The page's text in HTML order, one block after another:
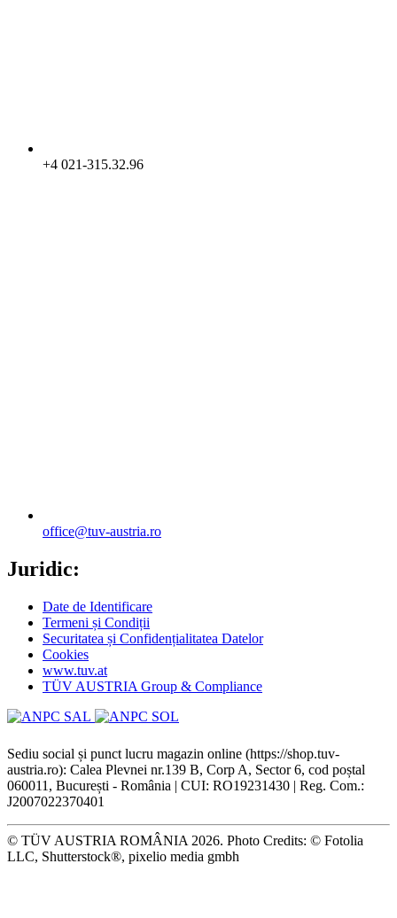
+4 021-315.32.96
office@tuv-austria.ro
Juridic:
Date de Identificare
Termeni și Condiții
Securitatea și Confidențialitatea Datelor
Cookies
www.tuv.at
TÜV AUSTRIA Group & Compliance
Sediu social și punct lucru magazin online (https://shop.tuv-
austria.ro): Calea Plevnei nr.139 B, Corp A, Sector 6, cod poștal
060011, București - România | CUI: RO19231430 | Reg. Com.:
J2007022370401
© TÜV AUSTRIA ROMÂNIA 2026. Photo Credits: © Fotolia
LLC, Shutterstock®, pixelio media gmbh